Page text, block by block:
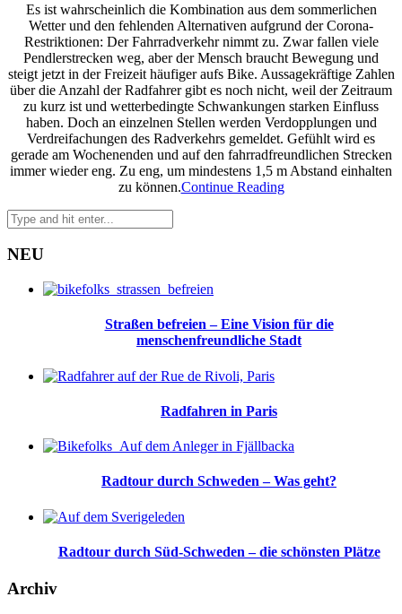
Es ist wahrscheinlich die Kombination aus dem sommerlichen
Wetter und den fehlenden Alternativen aufgrund der Corona-
Restriktionen: Der Fahrradverkehr nimmt zu. Zwar fallen viele
Pendlerstrecken weg, aber der Mensch braucht Bewegung und
steigt jetzt in der Freizeit häufiger aufs Bike. Aussagekräftige Zahlen
über die Anzahl der Radfahrer gibt es noch nicht, weil der Zeitraum
zu kurz ist und wetterbedingte Schwankungen starken Einfluss
haben. Doch an einzelnen Stellen werden Verdopplungen und
Verdreifachungen des Radverkehrs gemeldet. Gefühlt wird es
gerade am Wochenenden und auf den fahrradfreundlichen Strecken
immer wieder eng. Zu eng, um mindestens 1,5 m Abstand einhalten
zu können.Continue Reading
NEU
Straßen befreien – Eine Vision für die
menschenfreundliche Stadt
Radfahren in Paris
Radtour durch Schweden – Was geht?
Radtour durch Süd-Schweden – die schönsten Plätze
Archiv